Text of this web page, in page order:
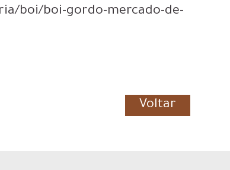
boi/boi-gordo-mercado-de-
Voltar